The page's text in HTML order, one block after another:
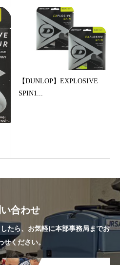
【DUNLOP】EXPLOSIVE
SPIN1...
合わせ
たら、お気軽に本部事務局までお
せください。